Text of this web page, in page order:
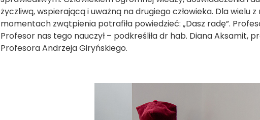
życzliwą, wspierającą i uważną na drugiego człowieka. Dla wielu
momentach zwątpienia potrafiła powiedzieć: „Dasz radę”.
Profesor nas tego nauczył – podkreśliła dr hab. Diana Aksamit,
Profesora Andrzeja Giryńskiego.